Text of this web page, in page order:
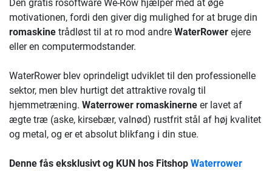
Den gratis rosoftware We-Row hjælper med at øge
motivationen, fordi den giver dig mulighed for at bruge din
romaskine trådløst til at ro mod andre WaterRower ejere
eller en computermodstander.
WaterRower blev oprindeligt udviklet til den professionelle
sektor, men blev hurtigt det attraktive rovalg til
hjemmetræning. Waterrower romaskinerne er lavet af
ægte træ (aske, kirsebær, valnød) rustfrit stål af høj kvalitet
og metal, og er et absolut blikfang i din stue.
Denne fås eksklusivt og KUN hos Fitshop Waterrower